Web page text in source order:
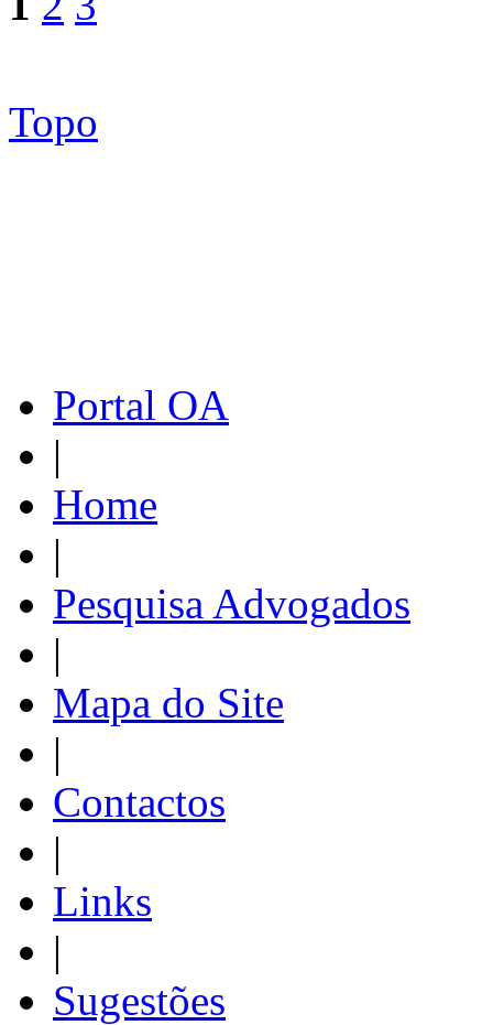
Topo
Portal OA
|
Home
|
Pesquisa Advogados
|
Mapa do Site
|
Contactos
|
Links
|
Sugestões